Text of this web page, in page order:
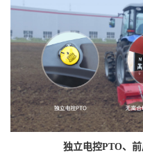
独立电控PTO、